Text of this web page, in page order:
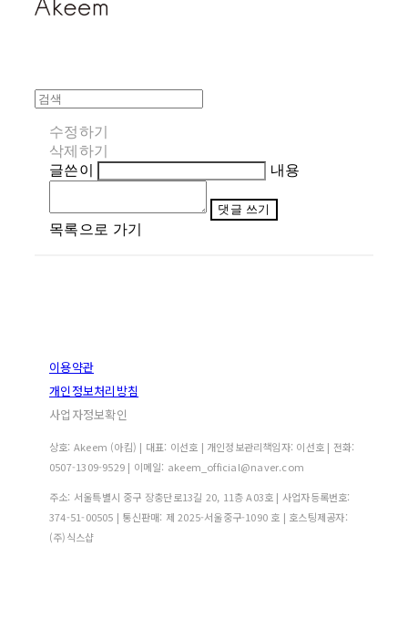
수정하기
삭제하기
글쓴이
내용
댓글 쓰기
목록으로 가기
이용약관
개인정보처리방침
사업자정보확인
상호: Akeem (아킴) | 대표: 이선호 | 개인정보관리책임자: 이선호 | 전화:
0507-1309-9529 | 이메일: akeem_official@naver.com
주소: 서울특별시 중구 장충단로13길 20, 11층 A03호 | 사업자등록번호:
374-51-00505 | 통신판매: 제 2025-서울중구-1090 호 | 호스팅제공자:
(주)식스샵